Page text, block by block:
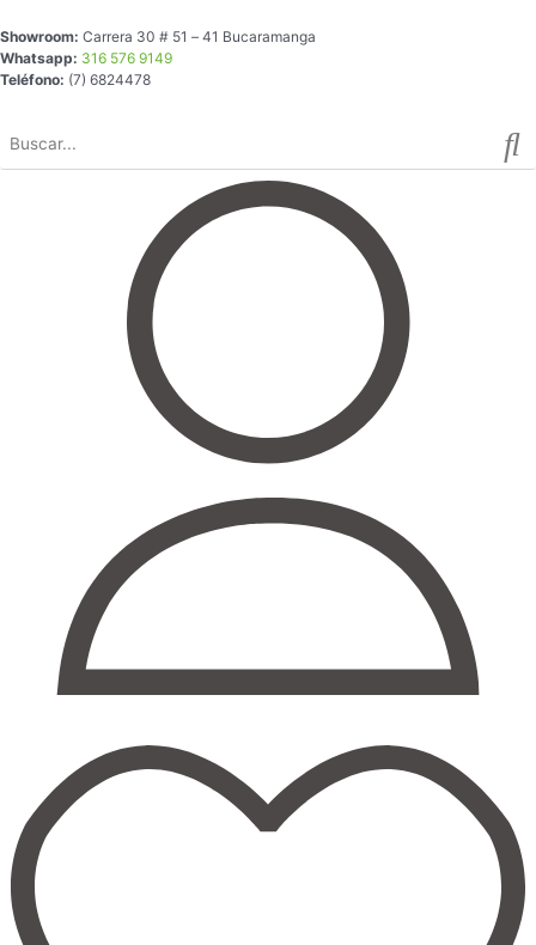
al
contenido
Showroom: Carrera 30 # 51 – 41 Bucaramanga
Whatsapp: 316 576 9149
Teléfono: (7) 6824478
Koyo
en
Forma
Jack
Grande